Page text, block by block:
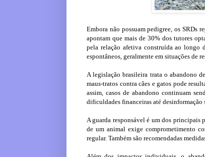
Embora não possuam pedigree, os SRDs
apontam que mais de 30% dos tutores
pela relação afetiva construída ao longo
espontâneos, geralmente em situações de
A legislação brasileira trata o abandono
maus-tratos contra cães e gatos pode
assim, casos de abandono continuam
dificuldades financeiras até desinformação
A guarda responsável é um dos principais
de um animal exige comprometimento
regular. Também são recomendadas